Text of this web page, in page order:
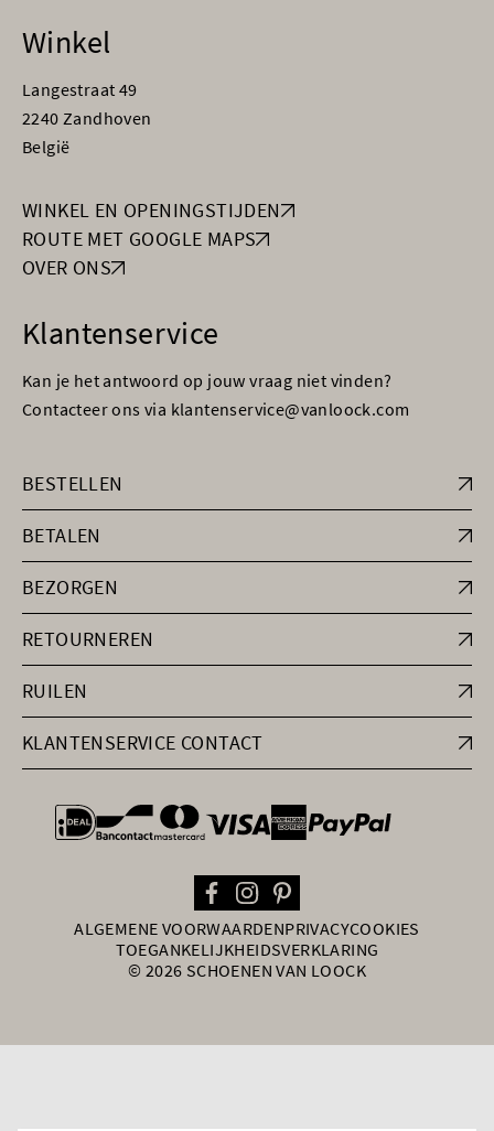
Winkel
Langestraat 49
2240 Zandhoven
België
WINKEL EN OPENINGSTIJDEN
ROUTE MET GOOGLE MAPS
OVER ONS
Klantenservice
Kan je het antwoord op jouw vraag niet vinden?
Contacteer ons via klantenservice@vanloock.com
BESTELLEN
BETALEN
BEZORGEN
RETOURNEREN
RUILEN
KLANTENSERVICE CONTACT
general.paymentOptions
ALGEMENE VOORWAARDENPRIVACYCOOKIES
TOEGANKELIJKHEIDSVERKLARING
© 2026 SCHOENEN VAN LOOCK